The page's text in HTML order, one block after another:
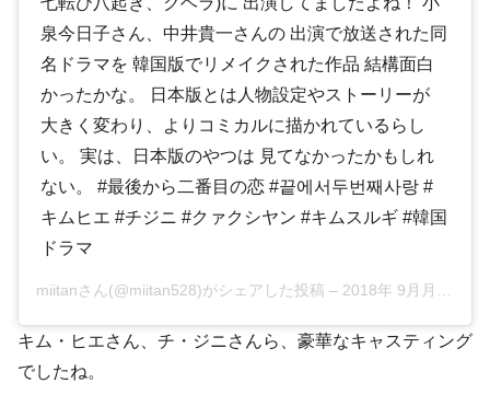
泉今日子さん、中井貴一さんの 出演で放送された同
名ドラマを 韓国版でリメイクされた作品 結構面白
かったかな。 日本版とは人物設定やストーリーが
大きく変わり、よりコミカルに描かれているらし
い。 実は、日本版のやつは 見てなかったかもしれ
ない。 #最後から二番目の恋 #끝에서두번째사랑 #
キムヒエ #チジニ #クァクシヤン #キムスルギ #韓国
ドラマ
miitanさん(@miitan528)がシェアした投稿 – 2018年 9月月24日午前4時44分PDT
キム・ヒエさん、チ・ジニさんら、豪華なキャスティング
でしたね。